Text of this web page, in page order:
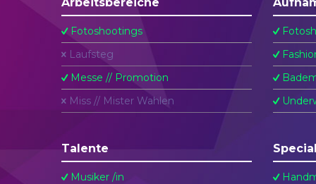
Fotoshootings
Laufsteg
Messe // Promotion
Miss // Mister Wahlen
Talente
Musiker /in